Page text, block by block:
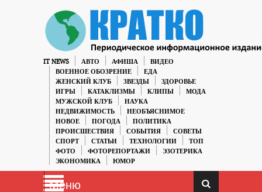
IT NEWS АВТО АФИША
ВИДЕО
ВОЕННОЕ ОБОЗРЕНИЕ
ЕДА
ЖЕНСКИЙ КЛУБ
ЗВЕЗДЫ
ЗДОРОВЬЕ
ИГРЫ
КАТАКЛИЗМЫ КЛИПЫ
МОДА
МУЖСКОЙ КЛУБ
НАУКА
НЕДВИЖИМОСТЬ
НЕОБЪЯСНИМОЕ
НОВОЕ
ПОГОДА
ПОЛИТИКА
ПРОИСШЕСТВИЯ
СОБЫТИЯ
СОВЕТЫ
СПОРТ
СТАТЬИ ТЕХНОЛОГИИ
ТОП
ФОТО
ФОТОРЕПОРТАЖИ
ЭЗОТЕРИКА
ЭКОНОМИКА
ЮМОР
Меню